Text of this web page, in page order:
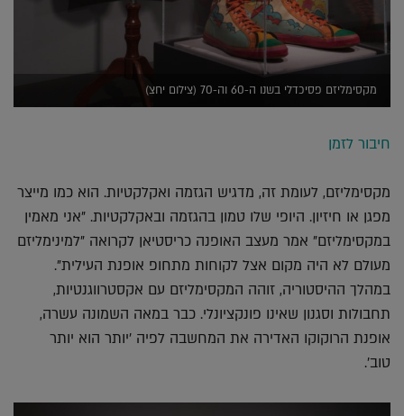
מקסימליזם פסיכדלי בשנו ה-60 וה-70 (צילום יחצ)
חיבור לזמן
מקסימליזם, לעומת זה, מדגיש הגזמה ואקלקטיות. הוא כמו מייצר
מפגן או חיזיון. היופי שלו טמון בהגזמה ובאקלקטיות. "אני מאמין
במקסימליזם" אמר מעצב האופנה כריסטיאן לקרואה "למינימליזם
מעולם לא היה מקום אצל לקוחות מתחופ אופנת העילית".
במהלך ההיסטוריה, זוהה המקסימליזם עם אקסטרווגנטיות,
תחבולות וסגנון שאינו פונקציונלי. כבר במאה השמונה עשרה,
אופנת הרוקוקו האדירה את המחשבה לפיה 'יותר הוא יותר
טוב'.